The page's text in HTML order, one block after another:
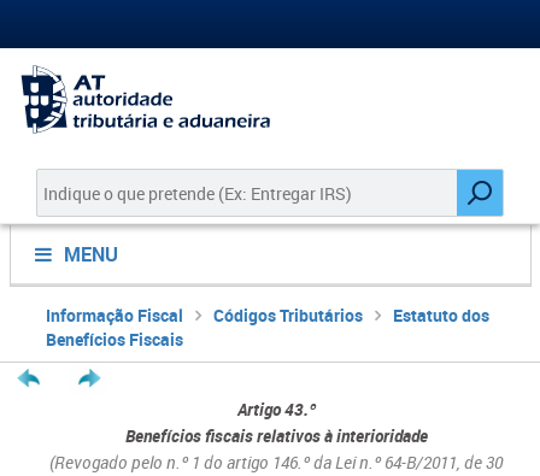
MENU
Informação Fiscal Códigos Tributários
Estatuto dos
Benefícios Fiscais
Artigo 43.º
Benefícios fiscais relativos à interioridade
(Revogado pelo n.º 1 do artigo 146.º da Lei n.º 64-B/2011, de 30